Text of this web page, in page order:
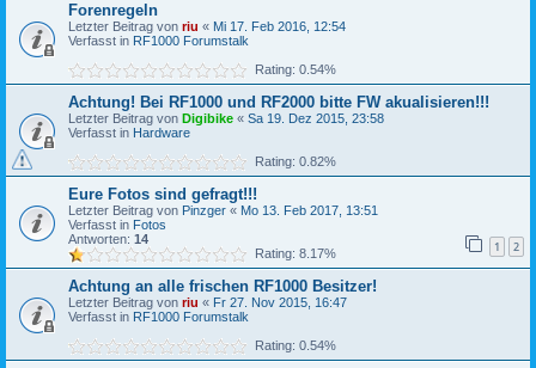
Forenregeln
Letzter Beitrag von riu « Mi 17. Feb 2016, 12:54
Verfasst in RF1000 Forumstalk
Rating: 0.54%
Achtung! Bei RF1000 und RF2000 bitte FW akualisieren!!!
Letzter Beitrag von Digibike « Sa 19. Dez 2015, 23:58
Verfasst in Hardware
Rating: 0.82%
Eure Fotos sind gefragt!!!
Letzter Beitrag von Pinzger « Mo 13. Feb 2017, 13:51
Verfasst in Fotos
Antworten: 14 1 2
Rating: 8.17%
Achtung an alle frischen RF1000 Besitzer!
Letzter Beitrag von riu « Fr 27. Nov 2015, 16:47
Verfasst in RF1000 Forumstalk
Rating: 0.54%